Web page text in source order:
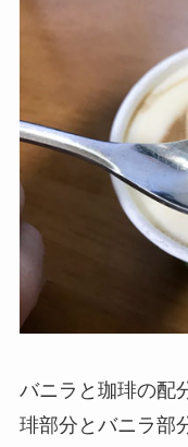
バニラと珈琲の配
琲部分とバニラ部